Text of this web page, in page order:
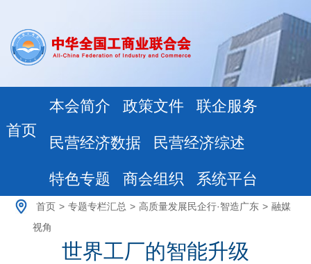
首页
本会简介 政策文件 联企服务
民营经济数据 民营经济综述
特色专题 商会组织 系统平台
首页 > 专题专栏汇总 > 高质量发展民企行·智造广东 > 融媒
视角
世界工厂的智能升级